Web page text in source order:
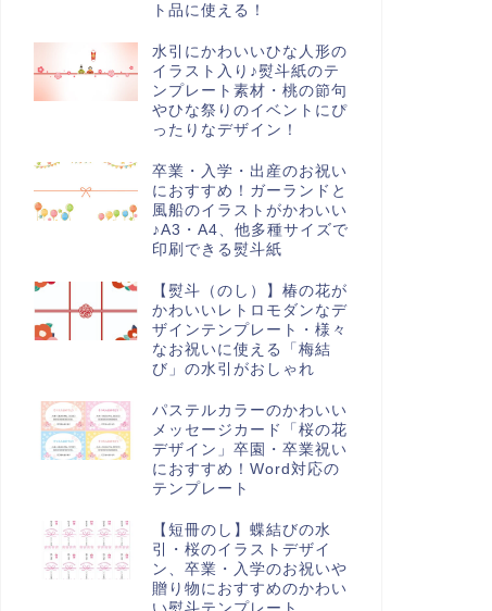
ト品に使える！
水引にかわいいひな人形の
イラスト入り♪熨斗紙のテ
ンプレート素材・桃の節句
やひな祭りのイベントにぴ
ったりなデザイン！
卒業・入学・出産のお祝い
におすすめ！ガーランドと
風船のイラストがかわいい
♪A3・A4、他多種サイズで
印刷できる熨斗紙
【熨斗（のし）】椿の花が
かわいいレトロモダンなデ
ザインテンプレート・様々
なお祝いに使える「梅結
び」の水引がおしゃれ
パステルカラーのかわいい
メッセージカード「桜の花
デザイン」卒園・卒業祝い
におすすめ！Word対応の
テンプレート
【短冊のし】蝶結びの水
引・桜のイラストデザイ
ン、卒業・入学のお祝いや
贈り物におすすめのかわい